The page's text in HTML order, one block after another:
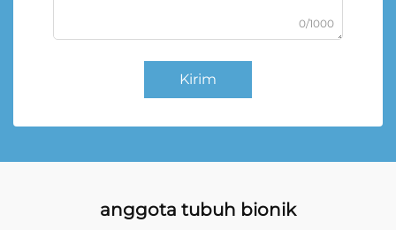
0/1000
Kirim
anggota tubuh bionik